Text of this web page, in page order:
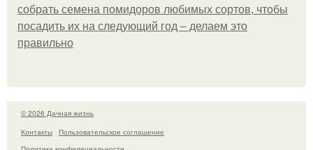
собрать семена помидоров любимых сортов, чтобы
посадить их на следующий год – делаем это
правильно
© 2026 Дачная жизнь
Контакты
Пользовательское соглашение